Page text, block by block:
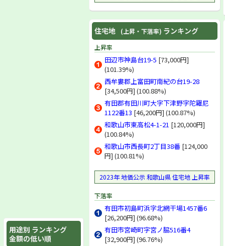
住宅地 (上昇・下落率) ランキング
上昇率
田辺市神島台19-5 [73,000円]
(101.39%)
西牟婁郡上富田町南紀の台19-28
[34,500円] (100.88%)
有田郡有田川町大字下津野字陀羅尼
1122番13 [46,200円] (100.87%)
和歌山市東高松4-1-21 [120,000円]
(100.84%)
和歌山市西長町2丁目38番 [124,000
円] (100.81%)
2023年 地価公示 和歌山県 住宅地 上昇率
下落率
有田市初島町浜字北網干場1457番6
[26,200円] (96.68%)
有田市宮崎町字宮ノ脇516番4
[32,900円] (96.76%)
用途別 ランキング
金額の低い順